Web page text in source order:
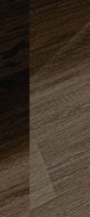
Sessione
Sessione